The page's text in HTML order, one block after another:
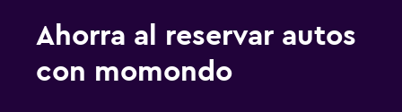
Ahorra al reservar autos
con momondo